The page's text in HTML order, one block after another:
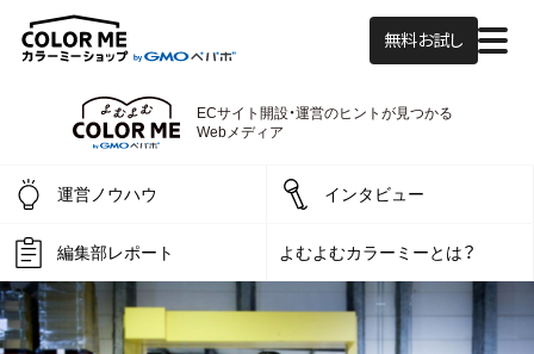
無料お試し
よむよむカラーミー
ECサイト開設・運営のヒントが見つかる
Webメディア
運営ノウハウ インタビュー
編集部レポート よむよむカラーミーとは？